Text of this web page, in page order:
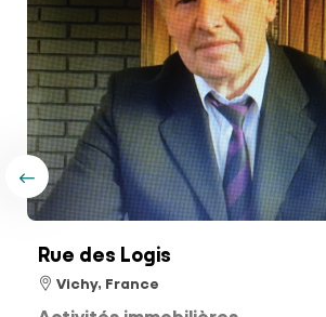
Rue des Logis
Vichy, France